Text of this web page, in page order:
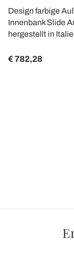
Design farbige
Innenbank Slide
hergestellt in
€ 782,28